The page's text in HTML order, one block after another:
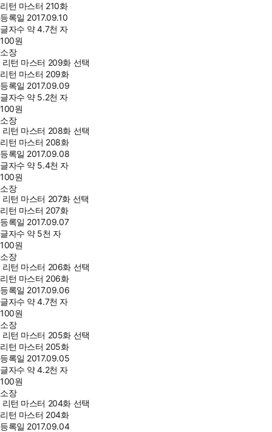
리턴 마스터 210화
등록일 2017.09.10
글자수 약 4.7천 자
100원
소장
리턴 마스터 209화 선택
리턴 마스터 209화
등록일 2017.09.09
글자수 약 5.2천 자
100원
소장
리턴 마스터 208화 선택
리턴 마스터 208화
등록일 2017.09.08
글자수 약 5.4천 자
100원
소장
리턴 마스터 207화 선택
리턴 마스터 207화
등록일 2017.09.07
글자수 약 5천 자
100원
소장
리턴 마스터 206화 선택
리턴 마스터 206화
등록일 2017.09.06
글자수 약 4.7천 자
100원
소장
리턴 마스터 205화 선택
리턴 마스터 205화
등록일 2017.09.05
글자수 약 4.2천 자
100원
소장
리턴 마스터 204화 선택
리턴 마스터 204화
등록일 2017.09.04